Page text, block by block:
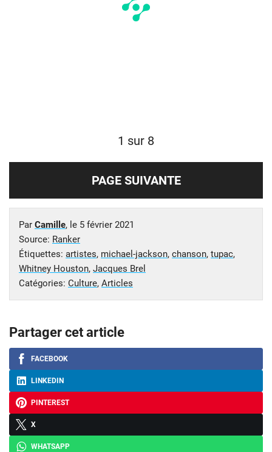
1 sur 8
PAGE SUIVANTE
Par Camille, le 5 février 2021
Source: Ranker
Étiquettes: artistes, michael-jackson, chanson, tupac,
Whitney Houston, Jacques Brel
Catégories: Culture, Articles
Partager cet article
FACEBOOK
LINKEDIN
PINTEREST
X
WHATSAPP